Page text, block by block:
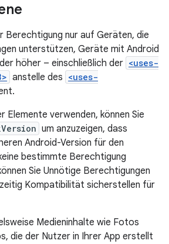
Berechtigung nur auf Geräten, die
unterstützen, Geräte mit Android
höher – einschließlich der <uses-
anstelle des <uses-
Elemente verwenden, können Sie
um anzuzeigen, dass
Android-Version für den
bestimmte Berechtigung
Sie Unnötige Berechtigungen
Kompatibilität sicherstellen für
Medieninhalte wie Fotos
die der Nutzer in Ihrer App erstellt